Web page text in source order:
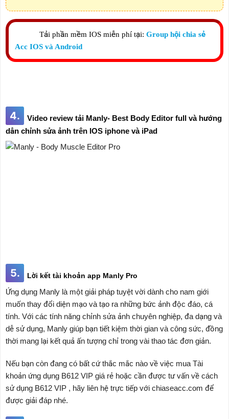
Tải phần mềm IOS miễn phí tại: Group hội chia sẻ
Acc IOS và Android
4.
Video review tải Manly- Best Body Editor full và hướng
dẫn chỉnh sửa ảnh trên IOS iphone và iPad
5. Lời kết tài khoản app Manly Pro
Ứng dụng Manly là một giải pháp tuyệt vời dành cho nam giới
muốn thay đổi diện mạo và tạo ra những bức ảnh độc đáo, cá
tính. Với các tính năng chỉnh sửa ảnh chuyên nghiệp, đa dạng và
dễ sử dụng, Manly giúp bạn tiết kiệm thời gian và công sức, đồng
thời mang lại kết quả ấn tượng chỉ trong vài thao tác đơn giản.
Nếu bạn còn đang có bất cứ thắc mắc nào về việc mua Tài
khoản ứng dụng B612 VIP giá rẻ hoặc cần được tư vấn về cách
sử dụng B612 VIP , hãy liên hệ trực tiếp với chiaseacc.com để
được giải đáp nhé.